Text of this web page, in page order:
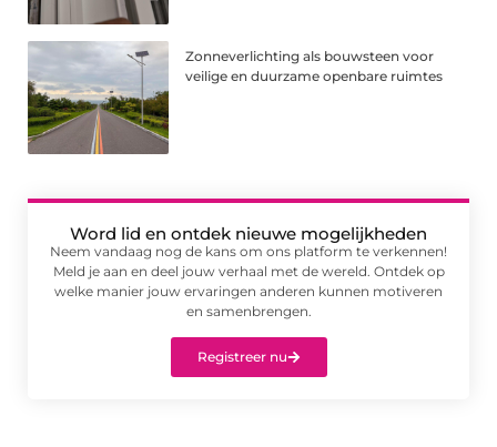
Zonneverlichting als bouwsteen voor
veilige en duurzame openbare ruimtes
Word lid en ontdek nieuwe mogelijkheden
Neem vandaag nog de kans om ons platform te verkennen!
Meld je aan en deel jouw verhaal met de wereld. Ontdek op
welke manier jouw ervaringen anderen kunnen motiveren
en samenbrengen.
Registreer nu